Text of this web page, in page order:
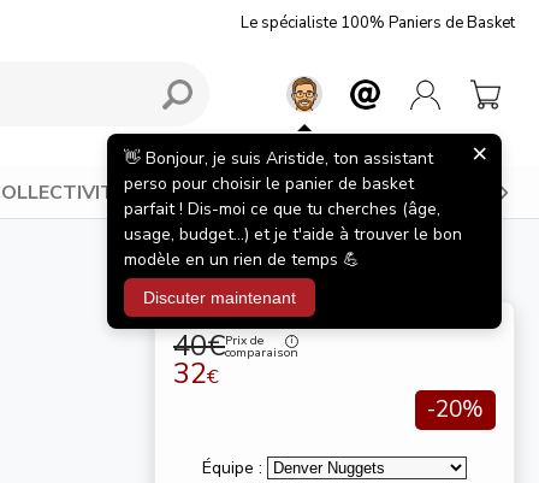
Le spécialiste 100% Paniers de Basket
BONS PLANS INSPIRATIONS
40€Prix de
comparaison
32€
-20%
Équipe :